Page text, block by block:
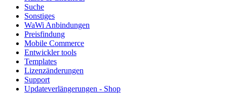
Suche
Sonstiges
WaWi Anbindungen
Preisfindung
Mobile Commerce
Entwickler tools
Templates
Lizenzänderungen
Support
Updateverlängerungen - Shop